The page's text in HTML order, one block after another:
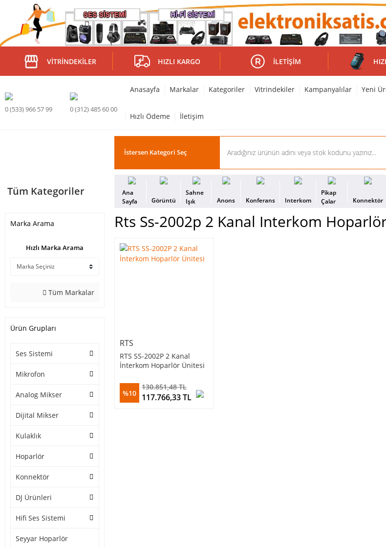
VITRINDEKILER HIZLI KARGO İLETIŞIM
0 (533) 966 57 99 0 (312) 485 60 00
Anasayfa Markalar Kategoriler Vitrindekiler Kampanyalılar Yeni
Hızlı Ödeme İletişim
Tüm Kategoriler
Ana
Sayfa
Görüntü
Sahne
Işık
Anons Konferans Interkom
Pikap
Çalar
Konnektör
Marka Arama
Hızlı Marka Arama
Tüm Markalar
Ürün Grupları
Ses Sistemi
Mikrofon
Analog Mikser
Dijital Mikser
Kulaklık
Hoparlör
Konnektör
DJ Ürünleri
Hifi Ses Sistemi
Seyyar Hoparlör
Rts Ss-2002p 2 Kanal Interkom
RTS
RTS SS-2002P 2 Kanal
İnterkom Hoparlör Ünitesi
%10
130.851,48 TL
117.766,33 TL